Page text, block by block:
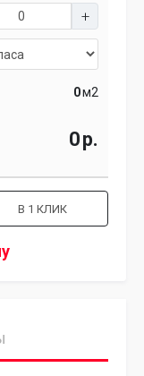
м2
р.
В 1 КЛИК